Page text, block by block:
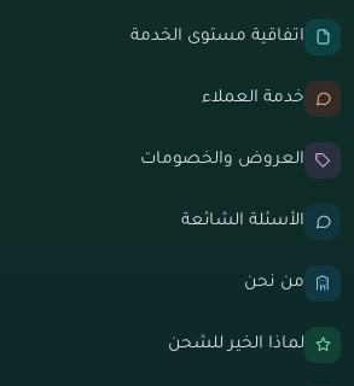
اتفاقية مستوى الخدمة
خدمة العملاء
العروض والخصومات
الأسئلة الشائعة
من نحن
لماذا الخير للشحن